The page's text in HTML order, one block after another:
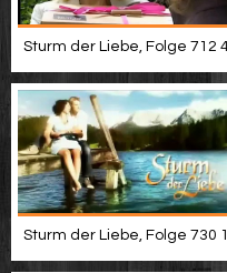
Sturm der Liebe, Folge 712
Sturm der Liebe, Folge 730